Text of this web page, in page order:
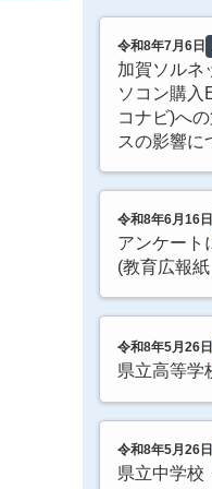
令和8年7月6日
加賀ソルネ
ソコン購入
コナビ)へ
スの影響に
令和8年6月16日
アンケート
(教育広報
令和8年5月26日
県立高等学
令和8年5月26日
県立中学校